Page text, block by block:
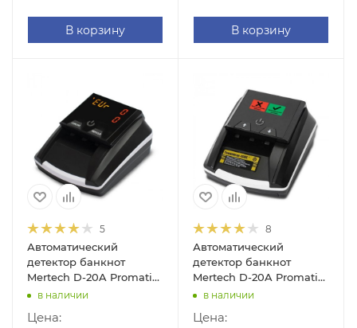
В корзину В корзину
5
Автоматический
детектор банкнот
Mertech D-20A Promatic
(LED Multi, без АКБ)
в наличии
Цена:
8
Автоматический
детектор банкнот
Mertech D-20A Promatic
(GREENRED, с АКБ)
в наличии
Цена: